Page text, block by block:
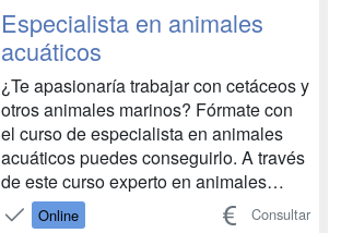
Principios generales. • Lesiones d...
Especialista en animales
acuáticos
¿Te apasionaría trabajar con cetáceos y
otros animales marinos? Fórmate con
el curso de especialista en animales
acuáticos puedes conseguirlo. A través
de este curso experto en animales
acuáticos elaborado conjuntamente por
Online Consultar